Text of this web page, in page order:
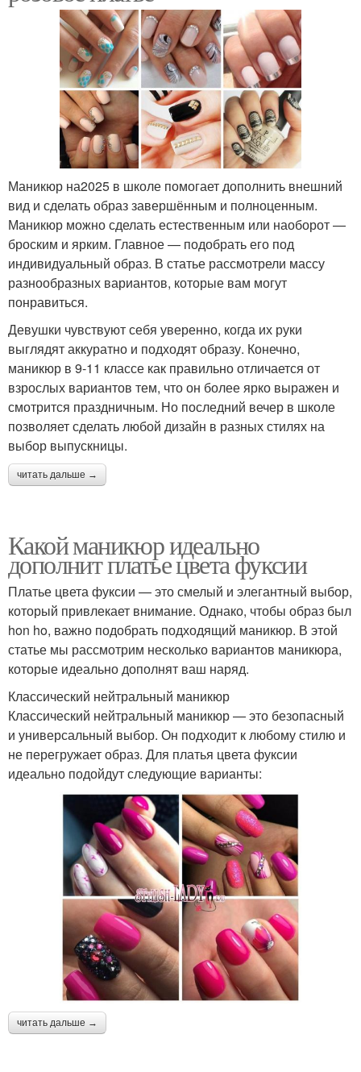
Маникюр на2025 в школе помогает дополнить внешний
вид и сделать образ завершённым и полноценным.
Маникюр можно сделать естественным или наоборот —
броским и ярким. Главное — подобрать его под
индивидуальный образ. В статье рассмотрели массу
разнообразных вариантов, которые вам могут
понравиться.
Девушки чувствуют себя уверенно, когда их руки
выглядят аккуратно и подходят образу. Конечно,
маникюр в 9-11 классе как правильно отличается от
взрослых вариантов тем, что он более ярко выражен и
смотрится праздничным. Но последний вечер в школе
позволяет сделать любой дизайн в разных стилях на
выбор выпускницы.
читать дальше →
Какой маникюр идеально
дополнит платье цвета фуксии
Платье цвета фуксии — это смелый и элегантный выбор,
который привлекает внимание. Однако, чтобы образ был
hon ho, важно подобрать подходящий маникюр. В этой
статье мы рассмотрим несколько вариантов маникюра,
которые идеально дополнят ваш наряд.
Классический нейтральный маникюр
Классический нейтральный маникюр — это безопасный
и универсальный выбор. Он подходит к любому стилю и
не перегружает образ. Для платья цвета фуксии
идеально подойдут следующие варианты:
читать дальше →